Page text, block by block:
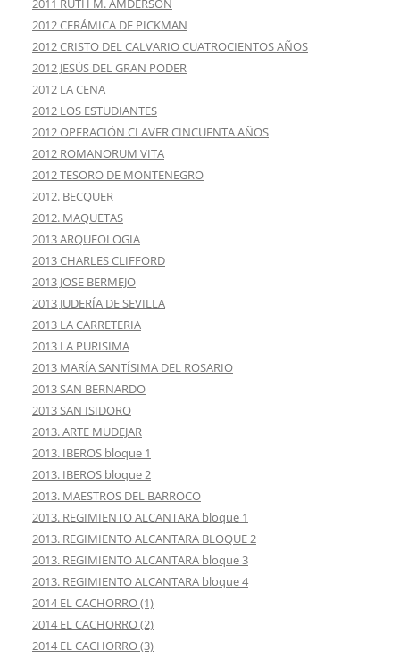
2011 RUTH M. AMDERSON
2012 CERÁMICA DE PICKMAN
2012 CRISTO DEL CALVARIO CUATROCIENTOS AÑOS
2012 JESÚS DEL GRAN PODER
2012 LA CENA
2012 LOS ESTUDIANTES
2012 OPERACIÓN CLAVER CINCUENTA AÑOS
2012 ROMANORUM VITA
2012 TESORO DE MONTENEGRO
2012. BECQUER
2012. MAQUETAS
2013 ARQUEOLOGIA
2013 CHARLES CLIFFORD
2013 JOSE BERMEJO
2013 JUDERÍA DE SEVILLA
2013 LA CARRETERIA
2013 LA PURISIMA
2013 MARÍA SANTÍSIMA DEL ROSARIO
2013 SAN BERNARDO
2013 SAN ISIDORO
2013. ARTE MUDEJAR
2013. IBEROS bloque 1
2013. IBEROS bloque 2
2013. MAESTROS DEL BARROCO
2013. REGIMIENTO ALCANTARA bloque 1
2013. REGIMIENTO ALCANTARA BLOQUE 2
2013. REGIMIENTO ALCANTARA bloque 3
2013. REGIMIENTO ALCANTARA bloque 4
2014 EL CACHORRO (1)
2014 EL CACHORRO (2)
2014 EL CACHORRO (3)